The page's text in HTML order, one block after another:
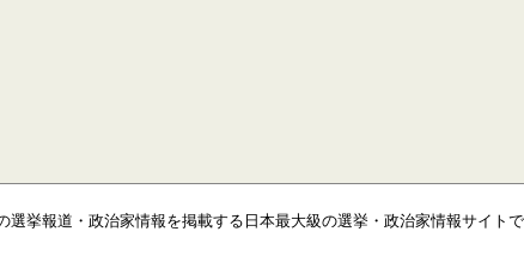
選挙報道・政治家情報を掲載する日本最大級の選挙・政治家情報サイト